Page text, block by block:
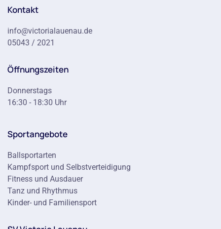
Kontakt
info@victorialauenau.de
05043 / 2021
Öffnungszeiten
Donnerstags
16:30 - 18:30 Uhr
Sportangebote
Ballsportarten
Kampfsport und Selbstverteidigung
Fitness und Ausdauer
Tanz und Rhythmus
Kinder- und Familiensport